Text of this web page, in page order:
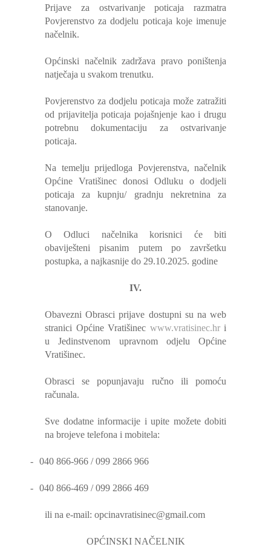
Prijave za ostvarivanje poticaja razmatra
Povjerenstvo za dodjelu poticaja koje imenuje
načelnik.
Općinski načelnik zadržava pravo poništenja
natječaja u svakom trenutku.
Povjerenstvo za dodjelu poticaja može zatražiti
od prijavitelja poticaja pojašnjenje kao i drugu
potrebnu dokumentaciju za ostvarivanje
poticaja.
Na temelju prijedloga Povjerenstva, načelnik
Općine Vratišinec donosi Odluku o dodjeli
poticaja za kupnju/ gradnju nekretnina za
stanovanje.
O Odluci načelnika korisnici će biti
obaviješteni pisanim putem po završetku
postupka, a najkasnije do 29.10.2025. godine
IV.
Obavezni Obrasci prijave dostupni su na web
stranici Općine Vratišinec www.vratisinec.hri
u Jedinstvenom upravnom odjelu Općine
Vratišinec.
Obrasci se popunjavaju ručno ili pomoću
računala.
Sve dodatne informacije i upite možete dobiti
na brojeve telefona i mobitela:
- 040 866-966 / 099 2866 966
- 040 866-469 / 099 2866 469
ili na e-mail: opcinavratisinec@gmail.com
OPĆINSKI NAČELNIK